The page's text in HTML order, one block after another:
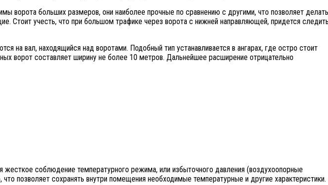
ворота больших размеров, они наиболее прочные по сравнению с другими, что позволяет делать
Стоит учесть, что при большом трафике через ворота с нижней направляющей, придется
на вал, находящийся над воротами. Подобный тип устанавливается в ангарах, где остро стоит
ворот составляет ширину не более 10 метров. Дальнейшее расширение отрицательно
соблюдение температурного режима, или избыточного давления (воздухоопорные
позволяет сохранять внутри помещения необходимые температурные и другие характеристики.